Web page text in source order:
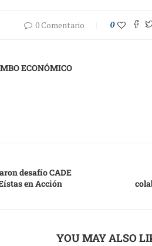
0 Comentario 0
ECONÓMICO
desafío CADE
en Acción
YOU MAY ALSO